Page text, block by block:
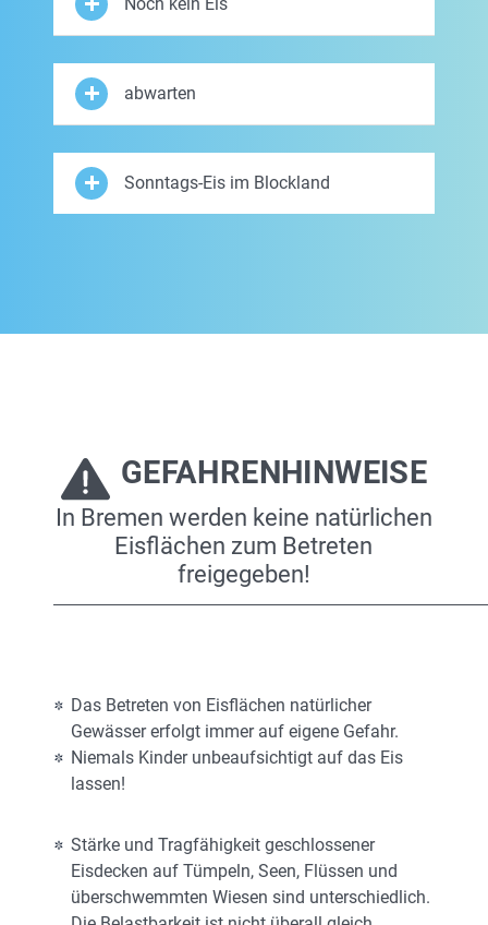
abwarten
Sonntags-Eis im Blockland
GEFAHRENHINWEISE
In Bremen werden keine natürlichen
Eisflächen zum Betreten
freigegeben!
Das Betreten von Eisflächen natürlicher
Gewässer erfolgt immer auf eigene Gefahr.
Niemals Kinder unbeaufsichtigt auf das Eis
lassen!
Stärke und Tragfähigkeit geschlossener
Eisdecken auf Tümpeln, Seen, Flüssen und
überschwemmten Wiesen sind unterschiedlich.